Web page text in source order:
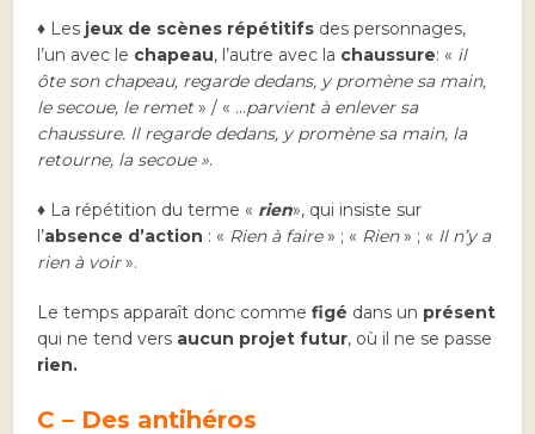
♦ Les jeux de scènes répétitifs des personnages,
l’un avec le chapeau, l’autre avec la chaussure: « il
ôte son chapeau, regarde dedans, y promène sa main,
le secoue, le remet» / « …parvient à enlever sa
chaussure. Il regarde dedans, y promène sa main, la
retourne, la secoue ».
♦ La répétition du terme « rien», qui insiste sur
l’absence d’action : « Rien à faire» ; « Rien» ; « Il n’y a
rien à voir».
Le temps apparaît donc commefigé dans un présent
qui ne tend vers aucun projet futur, où il ne se passe
rien.
C – Des antihéros